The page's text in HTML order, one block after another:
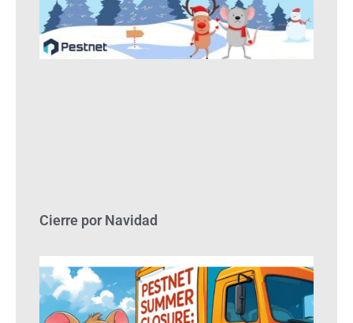
Cierre por Navidad